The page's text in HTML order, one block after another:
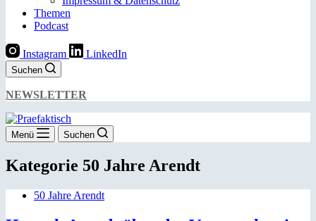
Themen
Podcast
Instagram LinkedIn
Suchen
NEWSLETTER
Menü Suchen
Kategorie 50 Jahre Arendt
50 Jahre Arendt